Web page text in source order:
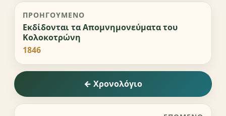
ΠΡΟΗΓΟΎΜΕΝΟ
Εκδίδονται τα Απομνημονεύματα του
Κολοκοτρώνη
1846
← Χρονολόγιο